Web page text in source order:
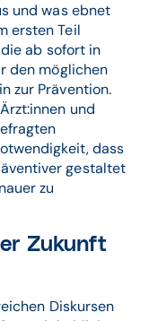
und was ebnet
ersten Teil
ab sofort in
den möglichen
zur Prävention.
und
dass
gestaltet
zu
Zukunft
Diskursen